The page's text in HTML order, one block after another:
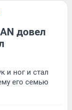
довел
и ног и стал
его семью